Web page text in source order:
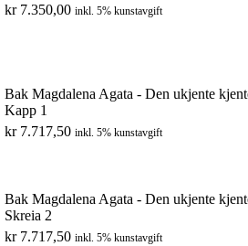
kr7.350,00 inkl. 5% kunstavgift
Bak Magdalena Agata - Den ukjente
Kapp 1
kr7.717,50 inkl. 5% kunstavgift
Bak Magdalena Agata - Den ukjente
Skreia 2
kr7.717,50 inkl. 5% kunstavgift